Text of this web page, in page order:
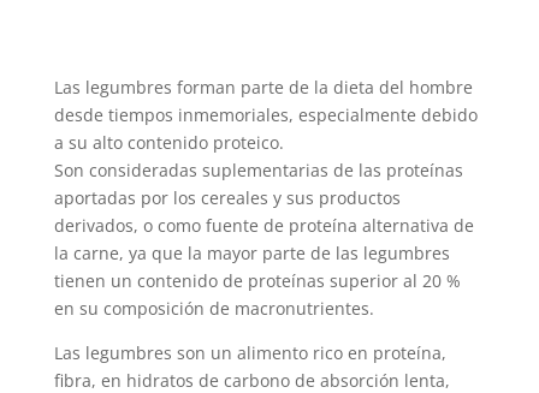
Las legumbres forman parte de la dieta del hombre
desde tiempos inmemoriales, especialmente debido
a su alto contenido proteico.
Son consideradas suplementarias de las proteínas
aportadas por los cereales y sus productos
derivados, o como fuente de proteína alternativa de
la carne, ya que la mayor parte de las legumbres
tienen un contenido de proteínas superior al 20 %
en su composición de macronutrientes.
Las legumbres son un alimento rico en proteína,
fibra, en hidratos de carbono de absorción lenta,